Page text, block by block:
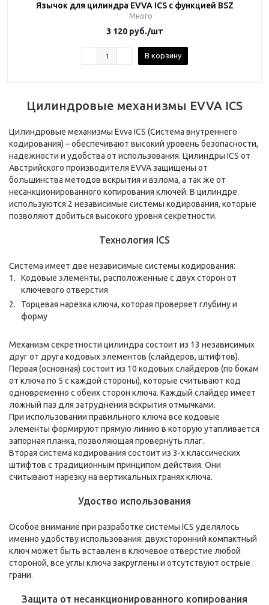
Язычок для цилиндра EVVA ICS с функцией BSZ
Много
3 120 руб./шт
В корзину
Цилиндровые механизмы EVVA ICS
Цилиндровые механизмы Evva ICS (Система внутреннего
кодирования) – обеспечивают высокий уровень безопасности,
надежности и удобства от использования. Цилиндры ICS от
Австрийского производителя EVVA защищены от
большинства методов вскрытия и взлома, а так же от
несанкционированного копирования ключей. В цилиндре
используются 2 независимые системы кодирования, которые
позволяют добиться высокого уровня секретности.
Технология ICS
Система имеет две независимые системы кодирования:
Кодовые элементы, расположенные с двух сторон от
ключевого отверстия
Торцевая нарезка ключа, которая проверяет глубину и
форму
Механизм секретности цилиндра состоит из 13 независимых
друг от друга кодовых элементов (слайдеров, штифтов).
Первая (основная) состоит из 10 кодовых слайдеров (по бокам
от ключа по 5 с каждой стороны), которые считывают код
одновременно с обеих сторон ключа. Каждый слайдер имеет
ложный паз для затруднения вскрытия отмычками.
При использовании правильного ключа все кодовые
элементы формируют прямую линию в которую утапливается
запорная планка, позволяющая провернуть плаг.
Вторая система кодирования состоит из 3-х классических
штифтов с традиционным принципом действия. Они
считывают нарезку на вертикальных гранях ключа.
Удоство использования
Особое внимание при разработке системы ICS уделялось
именно удобству использования: двухсторонний компактный
ключ может быть вставлен в ключевое отверстие любой
стороной, все углы ключа закруглены и отсутствуют острые
грани.
Защита от несанкционированного копирования